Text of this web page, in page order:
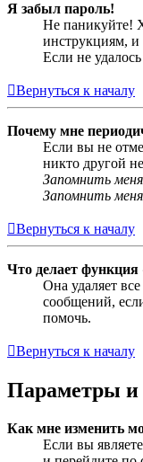
Я забыл пароль!
Не паникуйте!
инструкциям, и
Если не
Вернуться к началу
Почему мне
Если вы не
никто другой
Запомнить меня
Запомнить меня
Вернуться к началу
Что делает функция
Она удаляет
сообщений,
помочь.
Вернуться к началу
Параметры и
Как мне изменить
Если вы